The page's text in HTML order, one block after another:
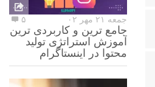
جمعه ۲۱ مهر ۰۲ ۵
جامع ترین و کاربردی ترین
آموزش استراتژی تولید
محتوا در اینستاگرام